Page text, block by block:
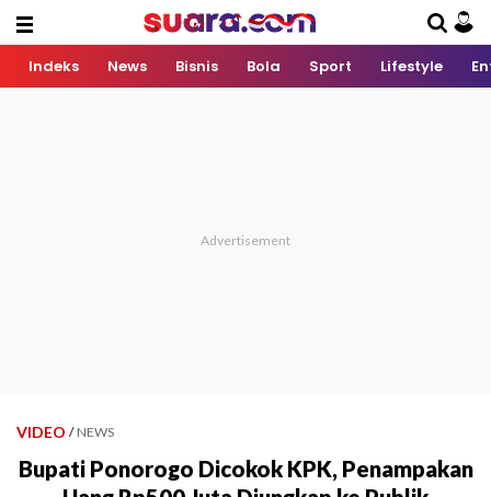
Indeks News Bisnis Bola Sport Lifestyle
VIDEO / NEWS
Bupati Ponorogo Dicokok KPK, Penampakan